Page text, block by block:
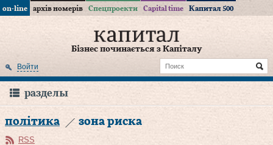
on-line архів номерів Спецпроекти Capital time Капитал 500
Бізнес починається з Капіталу
Войти
разделы
політика зона риска
RSS